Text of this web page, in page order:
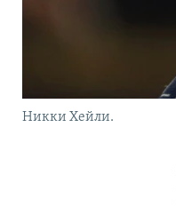
Никки Хейли.